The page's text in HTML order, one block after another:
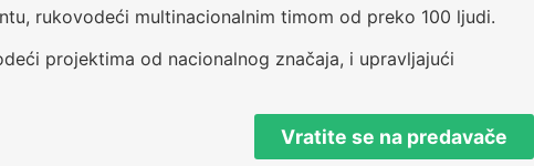
rukovodeći multinacionalnim timom od preko 100 ljudi.
projektima od nacionalnog značaja, i upravljajući
Vratite se na predavače